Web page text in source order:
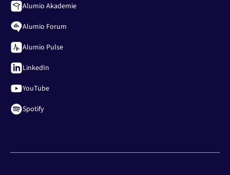
Alumio Akademie
Alumio Forum
Alumio Pulse
LinkedIn
YouTube
Spotify